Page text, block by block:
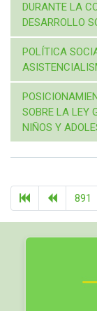
DURANTE LA
DESARROLLO
POLÍTICA
SOBRE LA LEY
NIÑOS Y
891